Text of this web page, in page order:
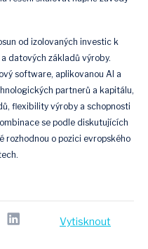
od izolovaných investic k
datových základů výroby.
software, aplikovanou AI a
partnerů a kapitálu,
flexibility výroby a schopnosti
se podle diskutujících
o pozici evropského
Vytisknout